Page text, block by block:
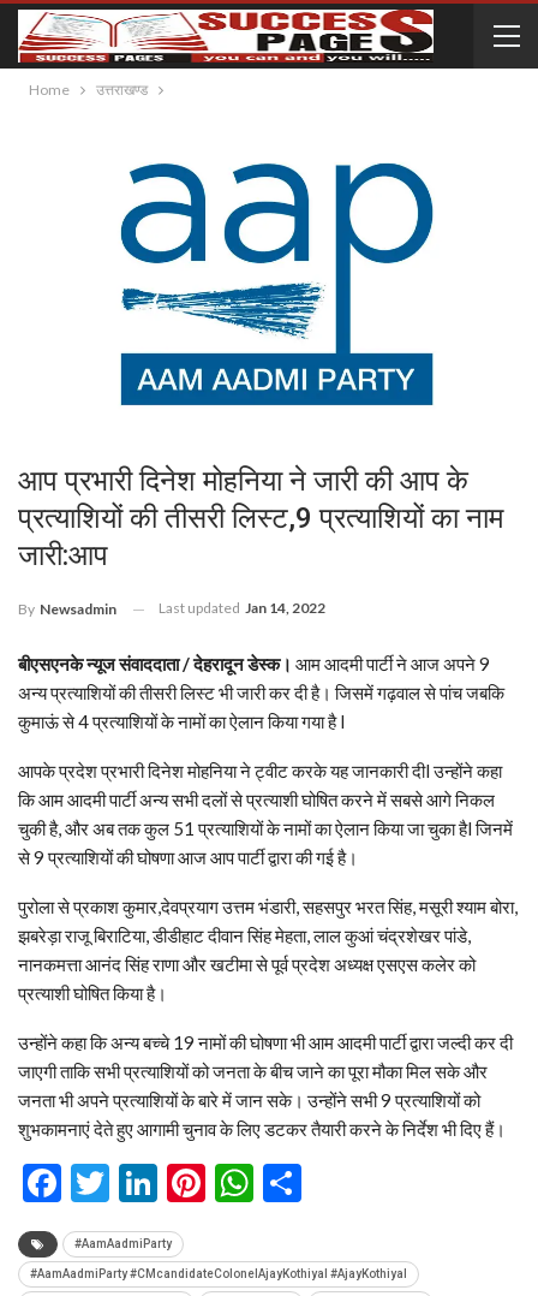
Home उत्तराखण्ड
आप प्रभारी दिनेश मोहनिया ने जारी की आप के
प्रत्याशियों की तीसरी लिस्ट,9 प्रत्याशियों का नाम
जारी:आप
By Newsadmin Last updated Jan 14, 2022
बीएसएनके न्यूज संवाददाता / देहरादून डेस्क। आम आदमी पार्टी ने आज अपने 9
अन्य प्रत्याशियों की तीसरी लिस्ट भी जारी कर दी है। जिसमें गढ़वाल से पांच जबकि
कुमाऊं से 4 प्रत्याशियों के नामों का ऐलान किया गया है l
आपके प्रदेश प्रभारी दिनेश मोहनिया ने ट्वीट करके यह जानकारी दीl उन्होंने कहा
कि आम आदमी पार्टी अन्य सभी दलों से प्रत्याशी घोषित करने में सबसे आगे निकल
चुकी है, और अब तक कुल 51 प्रत्याशियों के नामों का ऐलान किया जा चुका हैl जिनमें
से 9 प्रत्याशियों की घोषणा आज आप पार्टी द्वारा की गई है।
पुरोला से प्रकाश कुमार,देवप्रयाग उत्तम भंडारी, सहसपुर भरत सिंह, मसूरी श्याम बोरा,
झबरेड़ा राजू बिराटिया, डीडीहाट दीवान सिंह मेहता, लाल कुआं चंद्रशेखर पांडे,
नानकमत्ता आनंद सिंह राणा और खटीमा से पूर्व प्रदेश अध्यक्ष एसएस कलेर को
प्रत्याशी घोषित किया है।
उन्होंने कहा कि अन्य बच्चे 19 नामों की घोषणा भी आम आदमी पार्टी द्वारा जल्दी कर दी
जाएगी ताकि सभी प्रत्याशियों को जनता के बीच जाने का पूरा मौका मिल सके और
जनता भी अपने प्रत्याशियों के बारे में जान सके। उन्होंने सभी 9 प्रत्याशियों को
शुभकामनाएं देते हुए आगामी चुनाव के लिए डटकर तैयारी करने के निर्देश भी दिए हैं।
Facebook
Twitter
LinkedIn
Pinterest
WhatsApp
#AamAadmiParty
#AamAadmiParty #CMcandidateColonelAjayKothiyal #AjayKothiyal